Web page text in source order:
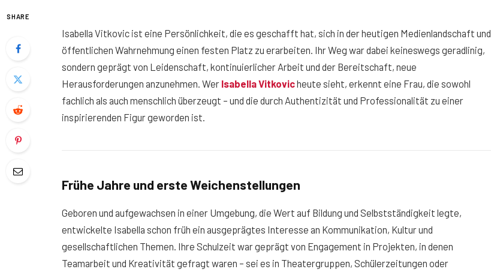
SHARE
Isabella Vitkovic ist eine Persönlichkeit, die es geschafft hat, sich in der heutigen Medienlandschaft und
öffentlichen Wahrnehmung einen festen Platz zu erarbeiten. Ihr Weg war dabei keineswegs geradlinig,
sondern geprägt von Leidenschaft, kontinuierlicher Arbeit und der Bereitschaft, neue
Herausforderungen anzunehmen. Wer Isabella Vitkovicheute sieht, erkennt eine Frau, die sowohl
fachlich als auch menschlich überzeugt – und die durch Authentizität und Professionalität zu einer
inspirierenden Figur geworden ist.
Frühe Jahre und erste Weichenstellungen
Geboren und aufgewachsen in einer Umgebung, die Wert auf Bildung und Selbstständigkeit legte,
entwickelte Isabella schon früh ein ausgeprägtes Interesse an Kommunikation, Kultur und
gesellschaftlichen Themen. Ihre Schulzeit war geprägt von Engagement in Projekten, in denen
Teamarbeit und Kreativität gefragt waren – sei es in Theatergruppen, Schülerzeitungen oder